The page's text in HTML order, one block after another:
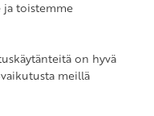
ja toistemme
on hyvä
meillä